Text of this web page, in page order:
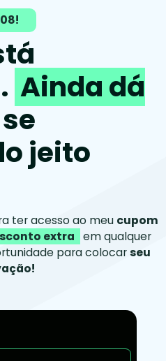
Ainda dá
jeito
ter acesso ao meu cupom
extra em qualquer
para colocarseu